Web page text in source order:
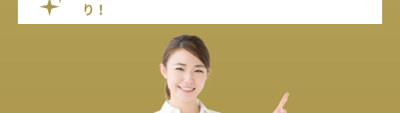
り！